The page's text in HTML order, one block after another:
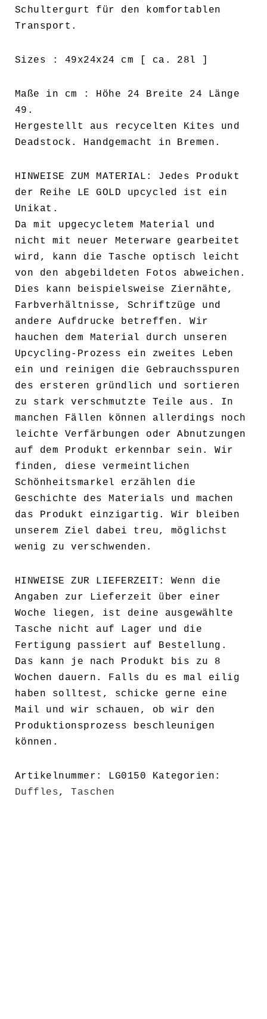
Schultergurt für den komfortablen
Transport.
Sizes : 49x24x24 cm [ ca. 28l ]
Maße in cm : Höhe 24 Breite 24 Länge
49.
Hergestellt aus recycelten Kites und
Deadstock. Handgemacht in Bremen.
HINWEISE ZUM MATERIAL: Jedes Produkt
der Reihe LE GOLD upcycled ist ein
Unikat.
Da mit upgecycletem Material und
nicht mit neuer Meterware gearbeitet
wird, kann die Tasche optisch leicht
von den abgebildeten Fotos abweichen.
Dies kann beispielsweise Ziernähte,
Farbverhältnisse, Schriftzüge und
andere Aufdrucke betreffen. Wir
hauchen dem Material durch unseren
Upcycling-Prozess ein zweites Leben
ein und reinigen die Gebrauchsspuren
des ersteren gründlich und sortieren
zu stark verschmutzte Teile aus. In
manchen Fällen können allerdings noch
leichte Verfärbungen oder Abnutzungen
auf dem Produkt erkennbar sein. Wir
finden, diese vermeintlichen
Schönheitsmarkel erzählen die
Geschichte des Materials und machen
das Produkt einzigartig. Wir bleiben
unserem Ziel dabei treu, möglichst
wenig zu verschwenden.
HINWEISE ZUR LIEFERZEIT: Wenn die
Angaben zur Lieferzeit über einer
Woche liegen, ist deine ausgewählte
Tasche nicht auf Lager und die
Fertigung passiert auf Bestellung.
Das kann je nach Produkt bis zu 8
Wochen dauern. Falls du es mal eilig
haben solltest, schicke gerne eine
Mail und wir schauen, ob wir den
Produktionsprozess beschleunigen
können.
Artikelnummer: LG0150
Kategorien:
Duffles,Taschen